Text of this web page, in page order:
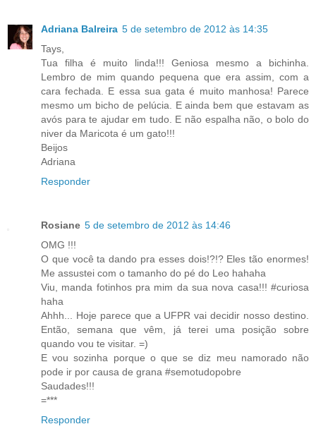
Adriana Balreira 5 de setembro de 2012 às 14:35
Tays,
Tua filha é muito linda!!! Geniosa mesmo a bichinha.
Lembro de mim quando pequena que era assim, com a
cara fechada. E essa sua gata é muito manhosa! Parece
mesmo um bicho de pelúcia. E ainda bem que estavam as
avós para te ajudar em tudo. E não espalha não, o bolo do
niver da Maricota é um gato!!!
Beijos
Adriana
Responder
Rosiane 5 de setembro de 2012 às 14:46
OMG !!!
O que você ta dando pra esses dois!?!? Eles tão enormes!
Me assustei com o tamanho do pé do Leo hahaha
Viu, manda fotinhos pra mim da sua nova casa!!! #curiosa
haha
Ahhh... Hoje parece que a UFPR vai decidir nosso destino.
Então, semana que vêm, já terei uma posição sobre
quando vou te visitar. =)
E vou sozinha porque o que se diz meu namorado não
pode ir por causa de grana #semotudopobre
Saudades!!!
=***
Responder